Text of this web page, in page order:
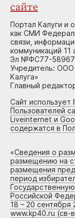
сайте
Портал Калуги и
как СМИ
связи,
коммуникаций 11
Эл №ФС77-58967
Учредитель: ООО
Калуга»
Главный
Сайт использует
Пользователей
Liveinternet и
содержатся в
«Сведения о
размещению на
размещения
период
Российской
18 – 20 сентября
www.kp40.ru (св-